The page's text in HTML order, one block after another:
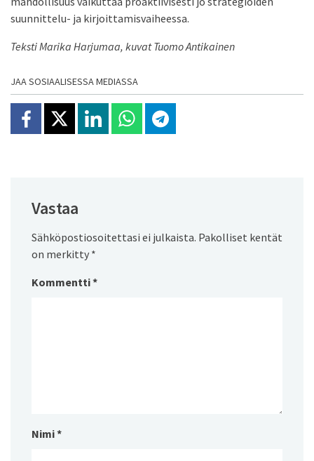
suunnittelu- ja kirjoittamisvaiheessa.
Teksti Marika Harjumaa, kuvat Tuomo Antikainen
JAA SOSIAALISESSA MEDIASSA
Jaa Facebookissa
Jaa X:ssäJaa Linkedinissä
Jaa Whatsappissa
Jaa Telegramissa
Vastaa
Sähköpostiosoitettasi ei julkaista. Pakolliset kentät
on merkitty *
Kommentti*
Nimi*